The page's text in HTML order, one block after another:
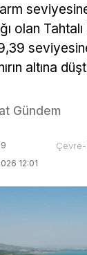
olan Tahtalı
altına
Gündem
12:01
Çevre-